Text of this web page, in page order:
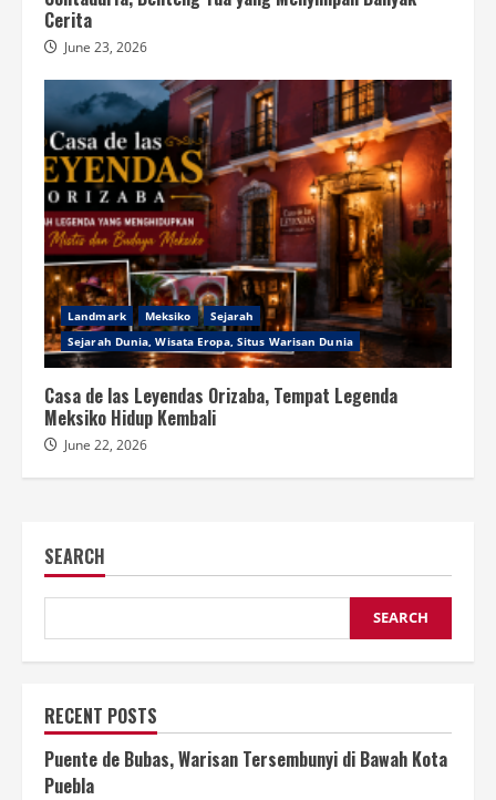
Cerita
June 23, 2026
Landmark Meksiko
Sejarah
Sejarah Dunia, Wisata Eropa, Situs Warisan Dunia
Casa de las Leyendas Orizaba, Tempat Legenda
Meksiko Hidup Kembali
June 22, 2026
SEARCH
SEARCH
RECENT POSTS
Puente de Bubas, Warisan Tersembunyi di Bawah Kota
Puebla